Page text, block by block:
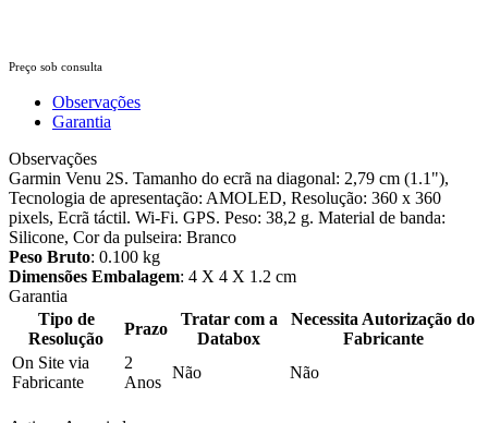
Preço sob consulta
Observações
Garantia
Observações
Garmin Venu 2S. Tamanho do ecrã na diagonal: 2,79 cm (1.1"),
Tecnologia de apresentação: AMOLED, Resolução: 360 x 360
pixels, Ecrã táctil. Wi-Fi. GPS. Peso: 38,2 g. Material de banda:
Silicone, Cor da pulseira: Branco
Peso Bruto: 0.100 kg
Dimensões Embalagem: 4 X 4 X 1.2 cm
Garantia
Tipo de
Resolução
Prazo
Tratar com a
Databox
Necessita Autorização do
Fabricante
On Site via
Fabricante
2
Anos
Não Não